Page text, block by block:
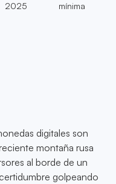
2025
mínima
digitales son
montaña rusa
al borde de un
golpeando